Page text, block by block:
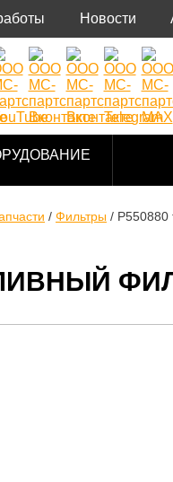
Новости
/ Фильтры / P550880